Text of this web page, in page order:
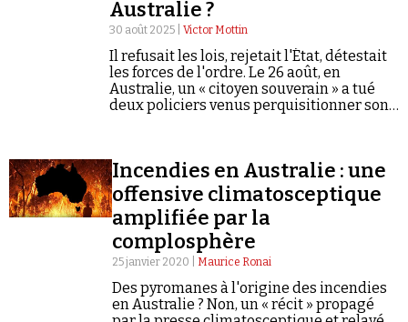
Faire un don
Demander à Vera
Australie ?
30 août 2025 | Victor Mottin
Il refusait les lois, rejetait l'État, détestait
les forces de l'ordre. Le 26 août, en
Australie, un « citoyen souverain » a tué
deux policiers venus perquisitionner son
Incendies en Australie : une
offensive climatosceptique
amplifiée par la
complosphère
25 janvier 2020 | Maurice Ronai
Des pyromanes à l'origine des incendies
en Australie ? Non, un « récit » propagé